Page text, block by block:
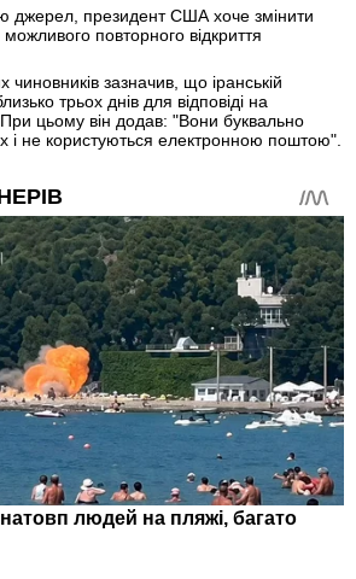
джерел, президент США хоче змінити
повторного відкриття
чиновників зазначив, що іранській
трьох днів для відповіді на
цьому він додав: "Вони буквально
і не користуються електронною поштою".